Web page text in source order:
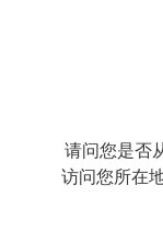
请问您是否
访问您所在
方法一：借